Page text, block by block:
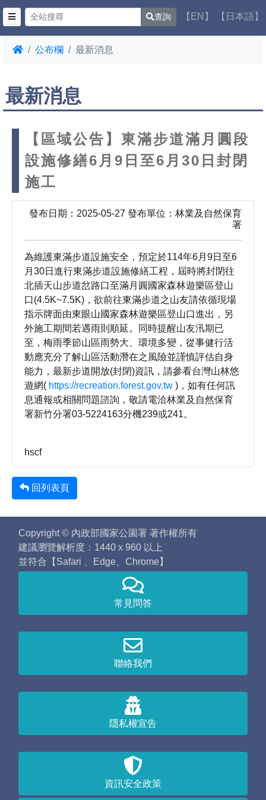
查詢 【EN】 【日本語】
公布欄 最新消息
最新消息
【區域公告】東滿步道滿月圓段
設施修繕6月9日至6月30日封閉
施工
發布日期：2025-05-27 發布單位：林業及自然保育
署
為維護東滿步道設施安全，預定於114年6月9日至6
月30日進行東滿步道設施修繕工程，屆時將封閉往
北插天山步道岔路口至滿月圓國家森林遊樂區登山
口(4.5K~7.5K)，欲前往東滿步道之山友請依循現場
指示牌面由東眼山國家森林遊樂區登山口進出，另
外施工期間若遇雨則順延。同時提醒山友汛期已
至，梅雨季節山區雨勢大、環境多變，從事健行活
動應充分了解山區活動潛在之風險並謹慎評估自身
能力，最新步道開放(封閉)資訊，請參看台灣山林悠
遊網( https://recreation.forest.gov.tw )，如有任何訊
息通報或相關問題諮詢，敬請電洽林業及自然保育
署新竹分署03-5224163分機239或241。
hscf
回列表頁
Copyright © 內政部國家公園署 著作權所有
建議瀏覽解析度：1440 x 960 以上
並符合【Safari 、Edge、Chrome】
常見問答
聯絡我們
隱私權宣告
資訊安全政策